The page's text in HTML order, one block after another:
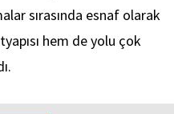
sırasında esnaf olarak
hem de yolu çok